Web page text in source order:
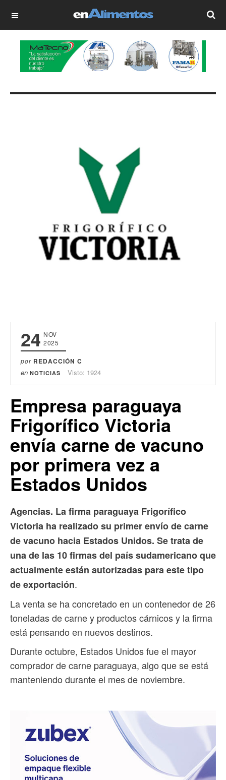
OFF CANVAS
24 NOV
2025
por REDACCIÓN C
en NOTICIAS Visto: 1924
Empresa paraguaya
Frigorífico Victoria
envía carne de vacuno
por primera vez a
Estados Unidos
Agencias. La firma paraguaya Frigorífico
Victoria ha realizado su primer envío de carne
de vacuno hacia Estados Unidos. Se trata de
una de las 10 firmas del país sudamericano que
actualmente están autorizadas para este tipo
de exportación.
La venta se ha concretado en un contenedor de 26
toneladas de carne y productos cárnicos y la firma
está pensando en nuevos destinos.
Durante octubre, Estados Unidos fue el mayor
comprador de carne paraguaya, algo que se está
manteniendo durante el mes de noviembre.